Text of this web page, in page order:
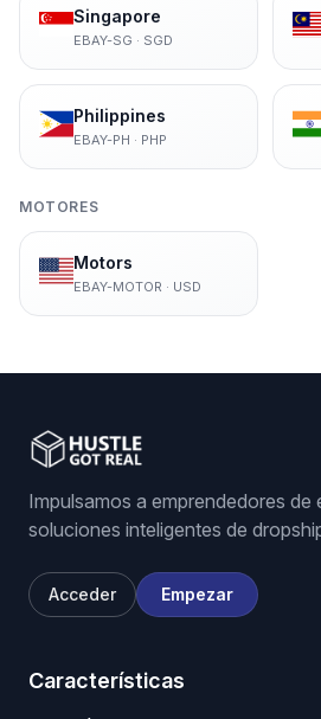
Singapore
EBAY-SG · SGD
Philippines
EBAY-PH · PHP
MOTORES
Motors
EBAY-MOTOR · USD
Impulsamos a emprendedores
soluciones inteligentes de
Acceder Empezar
Características